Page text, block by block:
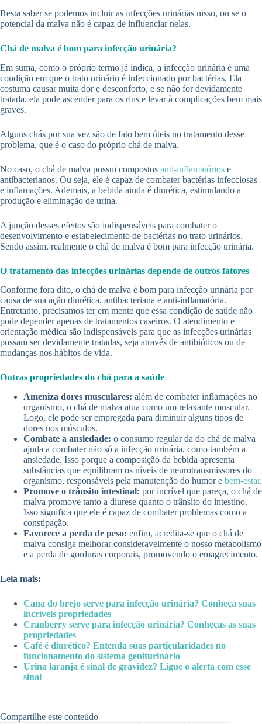
Resta saber se podemos incluir as infecções urinárias nisso, ou se o
potencial da malva não é capaz de influenciar nelas.
Chá de malva é bom para infecção urinária?
Em suma, como o próprio termo já indica, a infecção urinária é uma
condição em que o trato urinário é infeccionado por bactérias. Ela
costuma causar muita dor e desconforto, e se não for devidamente
tratada, ela pode ascender para os rins e levar à complicações bem mais
graves.
Alguns chás por sua vez são de fato bem úteis no tratamento desse
problema, que é o caso do próprio chá de malva.
No caso, o chá de malva possui compostos anti-inflamatórios e
antibacterianos. Ou seja, ele é capaz de combater bactérias infecciosas
e inflamações. Ademais, a bebida ainda é diurética, estimulando a
produção e eliminação de urina.
A junção desses efeitos são indispensáveis para combater o
desenvolvimento e estabelecimento de bactérias no trato urinários.
Sendo assim, realmente o chá de malva é bom para infecção urinária.
O tratamento das infecções urinárias depende de outros fatores
Conforme fora dito, o chá de malva é bom para infecção urinária por
causa de sua ação diurética, antibacteriana e anti-inflamatória.
Entretanto, precisamos ter em mente que essa condição de saúde não
pode depender apenas de tratamentos caseiros. O atendimento e
orientação médica são indispensáveis para que as infecções urinárias
possam ser devidamente tratadas, seja através de antibióticos ou de
mudanças nos hábitos de vida.
Outras propriedades do chá para a saúde
Ameniza dores musculares: além de combater inflamações no
organismo, o chá de malva atua como um relaxante muscular.
Logo, ele pode ser empregada para diminuir alguns tipos de
dores nos músculos.
Combate a ansiedade: o consumo regular da do chá de malva
ajuda a combater não só a infecção urinária, como também a
ansiedade. Isso porque a composição da bebida apresenta
substâncias que equilibram os níveis de neurotransmissores do
organismo, responsáveis pela manutenção do humor e bem-estar.
Promove o trânsito intestinal: por incrível que pareça, o chá de
malva promove tanto a diurese quanto o trânsito do intestino.
Isso significa que ele é capaz de combater problemas como a
constipação.
Favorece a perda de peso: enfim, acredita-se que o chá de
malva consiga melhorar consideravelmente o nosso metabolismo
e a perda de gorduras corporais, promovendo o emagrecimento.
Leia mais:
Cana do brejo serve para infecção urinária? Conheça suas
incríveis propriedades
Cranberry serve para infecção urinária? Conheças as suas
propriedades
Café é diurético? Entenda suas particularidades no
funcionamento do sistema geniturinário
Urina laranja é sinal de gravidez? Ligue o alerta com esse
sinal
Compartilhe este conteúdo